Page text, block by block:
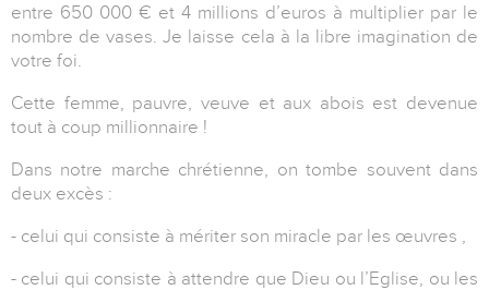
entre 650 000 € et 4 millions d’euros à multiplier par le
nombre de vases. Je laisse cela à la libre imagination de
votre foi.
Cette femme, pauvre, veuve et aux abois est devenue
tout à coup millionnaire !
Dans notre marche chrétienne, on tombe souvent dans
deux excès :
- celui qui consiste à mériter son miracle par les œuvres ,
- celui qui consiste à attendre que Dieu ou l’Eglise, ou les